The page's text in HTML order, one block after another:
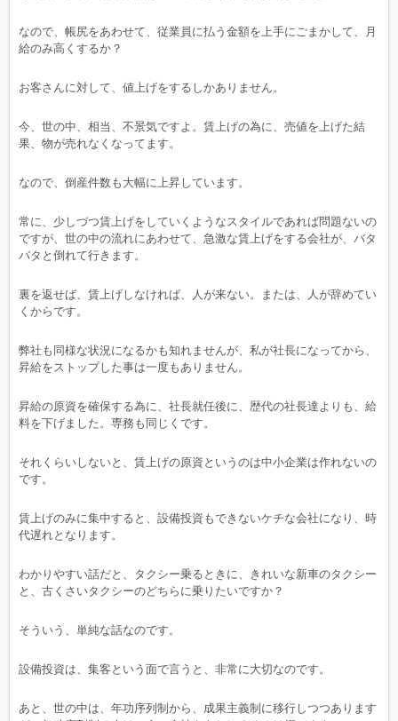
なので、帳尻をあわせて、従業員に払う金額を上手にごまかして、月
給のみ高くするか？
お客さんに対して、値上げをするしかありません。
今、世の中、相当、不景気ですよ。賃上げの為に、売値を上げた結
果、物が売れなくなってます。
なので、倒産件数も大幅に上昇しています。
常に、少しづつ賃上げをしていくようなスタイルであれば問題ないの
ですが、世の中の流れにあわせて、急激な賃上げをする会社が、バタ
バタと倒れて行きます。
裏を返せば、賃上げしなければ、人が来ない。または、人が辞めてい
くからです。
弊社も同様な状況になるかも知れませんが、私が社長になってから、
昇給をストップした事は一度もありません。
昇給の原資を確保する為に、社長就任後に、歴代の社長達よりも、給
料を下げました。専務も同じくです。
それくらいしないと、賃上げの原資というのは中小企業は作れないの
です。
賃上げのみに集中すると、設備投資もできないケチな会社になり、時
代遅れとなります。
わかりやすい話だと、タクシー乗るときに、きれいな新車のタクシー
と、古くさいタクシーのどちらに乗りたいですか？
そういう、単純な話なのです。
設備投資は、集客という面で言うと、非常に大切なのです。
あと、世の中は、年功序列制から、成果主義制に移行しつつあります